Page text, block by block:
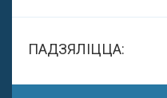
ПАДЗЯЛІЦЦА: